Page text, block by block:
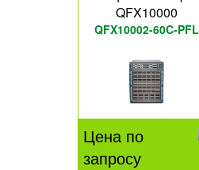
QFX10000
QFX10002-60C-PFL
Цена по
запросу